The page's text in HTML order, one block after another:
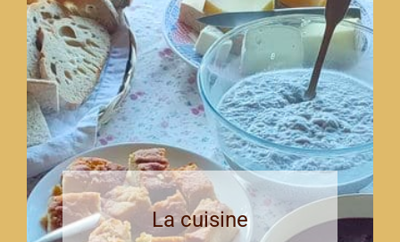
La cuisine